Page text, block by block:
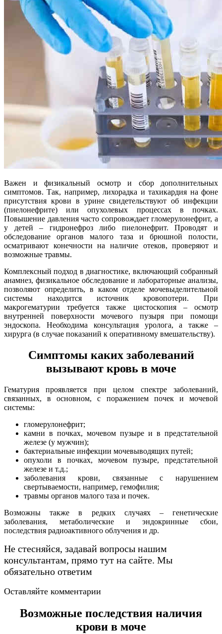
Важен и физикальный осмотр и сбор дополнительных
симптомов. Так, например, лихорадка и тахикардия на фоне
присутствия крови в урине свидетельствуют об инфекции
(пиелонефрите) или опухолевых процессах в почках.
Повышение давления часто сопровождает гломерулонефрит, а
у детей – гидронефроз либо пиелонефрит. Проводят и
обследование органов малого таза и брюшной полости,
осматривают конечности на наличие отеков, проверяют и
возможные травмы.
Комплексный подход в диагностике, включающий собранный
анамнез, физикальное обследование и лабораторные анализы,
позволяют определить, в каком отделе мочевыделительной
системы находится источник кровопотери. При
макрогематурии требуется также цистоскопия – осмотр
внутренней поверхности мочевого пузыря при помощи
эндоскопа. Необходима консультация уролога, а также –
хирурга (в случае показаний к оперативному вмешательству).
Симптомы каких заболеваний
вызывают кровь в моче
Гематурия проявляется при целом спектре заболеваний,
связанных, в основном, с поражением почек и мочевой
системы:
гломерулонефрит;
камни в почках, мочевом пузыре и в предстательной
железе (у мужчин);
бактериальные инфекции мочевыводящих путей;
опухоли в почках, мочевом пузыре, предстательной
железе и т.д.;
заболевания крови, связанные с нарушением
свертываемости, например, гемофилия;
травмы органов малого таза и почек.
Возможны также в редких случаях – генетические
заболевания, метаболические и эндокринные сбои,
последствия радиоактивного облучения и др.
Не стесняйся, задавай вопросы нашим
консультантам, прямо тут на сайте. Мы
обязательно ответим
Оставляйте комментарии
Возможные последствия наличия
крови в моче